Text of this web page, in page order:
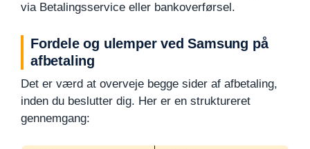
via Betalingsservice eller bankoverførsel.
Fordele og ulemper ved Samsung på
afbetaling
Det er værd at overveje begge sider af afbetaling,
inden du beslutter dig. Her er en struktureret
gennemgang: